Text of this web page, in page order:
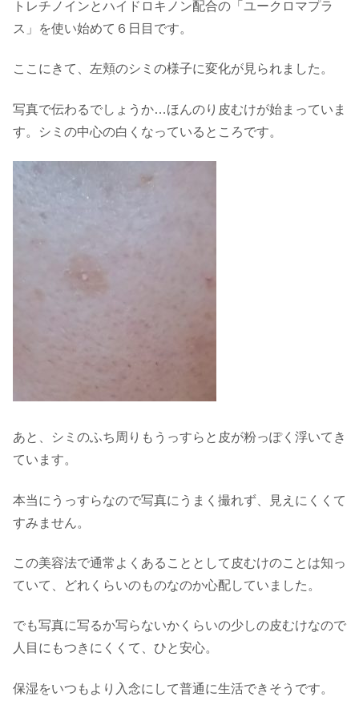
トレチノインとハイドロキノン配合の「ユークロマプラ
ス」を使い始めて６日目です。
ここにきて、左頬のシミの様子に変化が見られました。
写真で伝わるでしょうか…ほんのり皮むけが始まっていま
す。シミの中心の白くなっているところです。
あと、シミのふち周りもうっすらと皮が粉っぽく浮いてき
ています。
本当にうっすらなので写真にうまく撮れず、見えにくくて
すみません。
この美容法で通常よくあることとして皮むけのことは知っ
ていて、どれくらいのものなのか心配していました。
でも写真に写るか写らないかくらいの少しの皮むけなので
人目にもつきにくくて、ひと安心。
保湿をいつもより入念にして普通に生活できそうです。